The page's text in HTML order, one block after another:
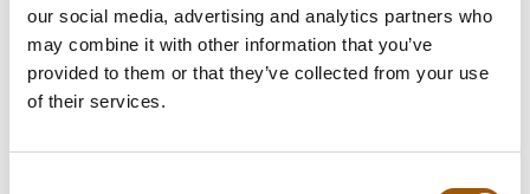
our social media, advertising and analytics partners who
may combine it with other information that you’ve
provided to them or that they’ve collected from your use
of their services.
PERHEVARALLISUUSOIKEUS
UUTINEN
Haemme juristia
perhevarallisuustiimiin